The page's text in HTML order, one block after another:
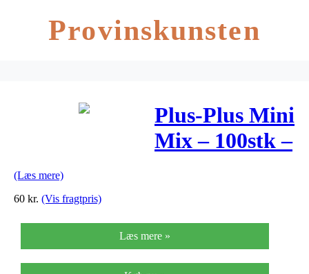
Provinskunsten
Plus-Plus Mini
Mix – 100stk –
(Læs mere)
60 kr. (Vis fragtpris)
Læs mere »